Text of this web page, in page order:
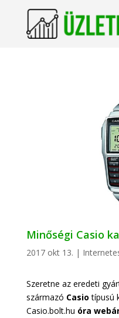
Minőségi Casio
2017 okt 13. |
Szeretne az eredeti
származó Casio típusú
Casio.bolt.hu óra